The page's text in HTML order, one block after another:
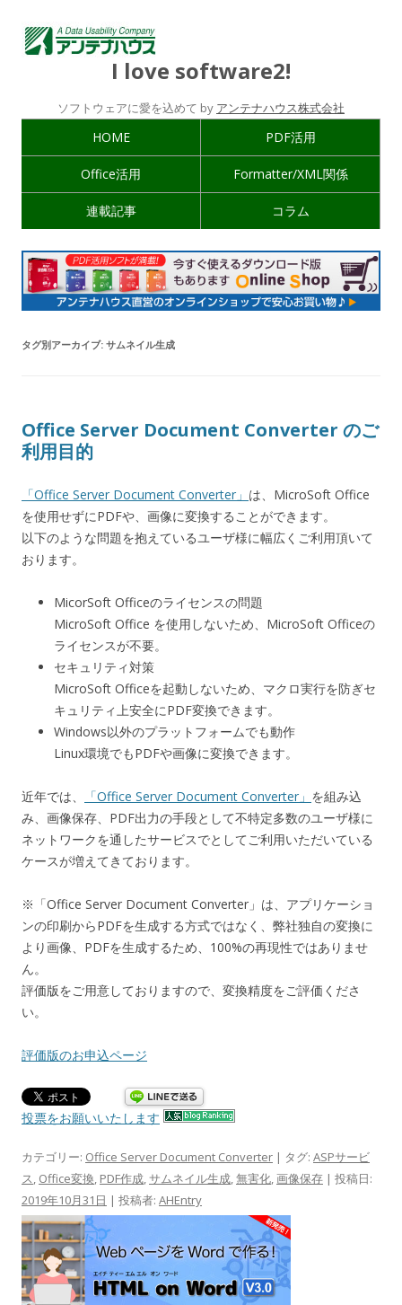
I love software2!
ソフトウェアに愛を込めて by アンテナハウス株式会社
HOME PDF活用
Office活用 Formatter/XML関係
連載記事 コラム
タグ別アーカイブ: サムネイル生成
Office Server Document Converter のご
利用目的
「Office Server Document Converter」 は、MicroSoft Office
を使用せずにPDFや、画像に変換することができます。
以下のような問題を抱えているユーザ様に幅広くご利用頂いて
おります。
MicorSoft Officeのライセンスの問題
MicroSoft Office を使用しないため、MicroSoft Officeの
ライセンスが不要。
セキュリティ対策
MicroSoft Officeを起動しないため、マクロ実行を防ぎセ
キュリティ上安全にPDF変換できます。
Windows以外のプラットフォームでも動作
Linux環境でもPDFや画像に変換できます。
近年では、 「Office Server Document Converter」 を組み込
み、画像保存、PDF出力の手段として不特定多数のユーザ様に
ネットワークを通したサービスでとしてご利用いただいている
ケースが増えてきております。
※「Office Server Document Converter」は、アプリケーショ
ンの印刷からPDFを生成する方式ではなく、弊社独自の変換に
より画像、PDFを生成するため、100%の再現性ではありませ
ん。
評価版をご用意しておりますので、変換精度をご評価くださ
い。
評価版のお申込ページ
投票をお願いいたします
カテゴリー: Office Server Document Converter | タグ: ASPサービ
ス, Office変換, PDF作成,サムネイル生成,無害化,画像保存 | 投稿日:
2019年10月31日 | 投稿者: AHEntry